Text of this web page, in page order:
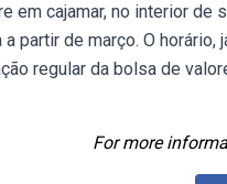
em cajamar, no interior de
partir de março. O horário,
regular da bolsa de
For more